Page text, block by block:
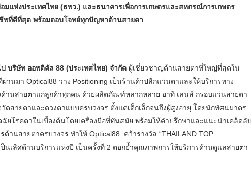
ห่งประเทศไทย (ธพว.) และธนาคารเพื่อการเกษตรและสหกรณ์การเกษตร
พที่ดีที่สุด พร้อมตอบโจทย์ทุกปัญหาด้านสายตา
ท ออพติคัล 88 (ประเทศไทย) จำกัด ผู้เชี่ยวชาญด้านสายตาที่ใหญ่ที่สุดใน
านมา Optical88 วาง Positioning เป็นร้านค้าปลีกแว่นตาและให้บริการทาง
านสายตาแก่ลูกค้าทุกคน ด้วยผลิตภัณฑ์หลากหลาย อาทิ เลนส์ กรอบแว่นสายตา
สายตาและดวงตาแบบครบวงจร ตั้งแต่เด็กเล็กจนถึงผู้สูงอายุ โดยนักทัศนมาตร
ยโรคตาในเบื้องต้นโดยเครื่องมือที่ทันสมัย พร้อมให้คำปรึกษาและแนะนำเคล็ดลับ
านสายตาครบวงจร ทำให้ Optical88 คว้ารางวัล “THAILAND TOP
เป็นเลิศด้านบริการแห่งปี เป็นครั้งที่ 2 ตอกย้ำคุณภาพการให้บริการด้านดูแลสายตา